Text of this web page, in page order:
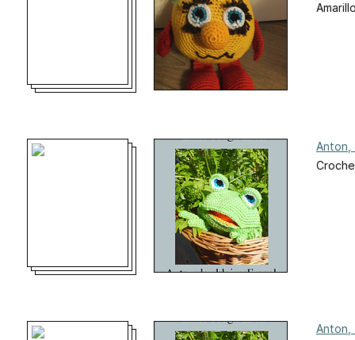
Anton,
Anton,